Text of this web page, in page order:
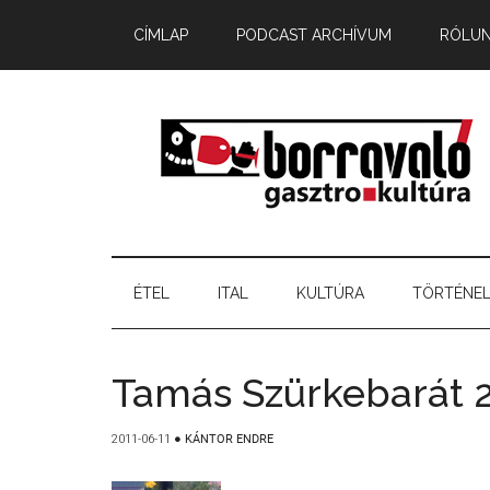
CÍMLAP PODCAST ARCHÍVUM
ÉTEL ITAL KULTÚRA
Tamás Szürkebarát
2011-06-11 ● KÁNTOR ENDRE